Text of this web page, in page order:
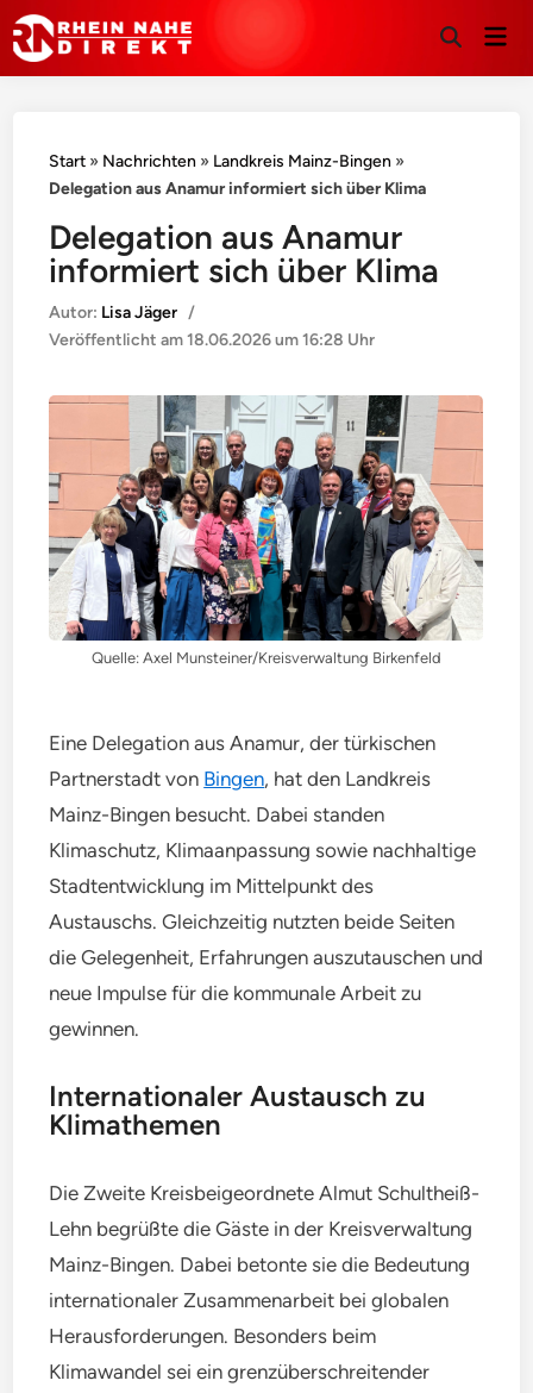
Suche
Start » Nachrichten » Landkreis Mainz-Bingen »
Delegation aus Anamur informiert sich über Klima
Delegation aus Anamur
informiert sich über Klima
Autor: Lisa Jäger /
Veröffentlicht am18.06.2026 um 16:28 Uhr
Quelle: Axel Munsteiner/Kreisverwaltung Birkenfeld
Eine Delegation aus Anamur, der türkischen
Partnerstadt von Bingen, hat den Landkreis
Mainz-Bingen besucht. Dabei standen
Klimaschutz, Klimaanpassung sowie nachhaltige
Stadtentwicklung im Mittelpunkt des
Austauschs. Gleichzeitig nutzten beide Seiten
die Gelegenheit, Erfahrungen auszutauschen und
neue Impulse für die kommunale Arbeit zu
gewinnen.
Internationaler Austausch zu
Klimathemen
Die Zweite Kreisbeigeordnete Almut Schultheiß-
Lehn begrüßte die Gäste in der Kreisverwaltung
Mainz-Bingen. Dabei betonte sie die Bedeutung
internationaler Zusammenarbeit bei globalen
Herausforderungen. Besonders beim
Klimawandel sei ein grenzüberschreitender